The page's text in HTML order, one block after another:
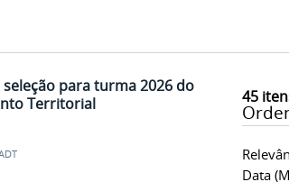
45
Data
para turma 2026 do
Territorial